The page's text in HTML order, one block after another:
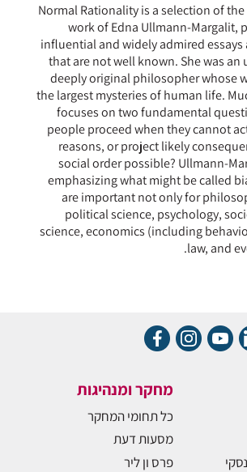
Normal Rationality is a selection of
work of Edna Ullmann-Margalit,
influential and widely admired
that are not well known. She was
deeply original philosopher whose
the largest mysteries of human life.
focuses on two fundamental
people proceed when they cannot
reasons, or project likely
social order possible? Ullmann-
emphasizing what might be called
are important not only for
political science, psychology,
science, economics (including
law, and
מחקר ומנהיגות
כל תחומי המחקר
מסעות דעת
פרס ון ליר